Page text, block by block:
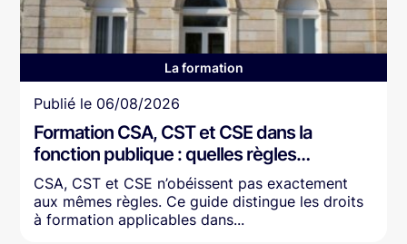
La formation
Article
Publié le 06/08/2026
Formation CSA, CST et CSE dans la
fonction publique : quelles règles…
CSA, CST et CSE n’obéissent pas exactement
aux mêmes règles. Ce guide distingue les droits
à formation applicables dans...